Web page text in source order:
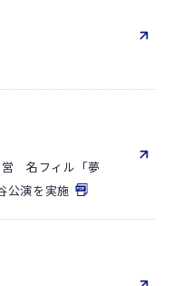
営 名フィル「夢
公演を実施